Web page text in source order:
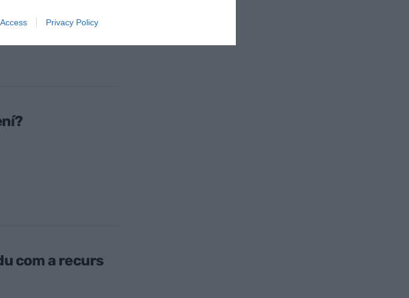
Privacy Policy
com a recurs